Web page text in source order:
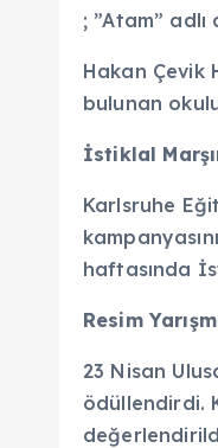
; ”Atam”
Hakan Çevik
bulunan
İstiklal
Karlsruhe
haftasında
Resim
23 Nisan
ödüllendirdi.